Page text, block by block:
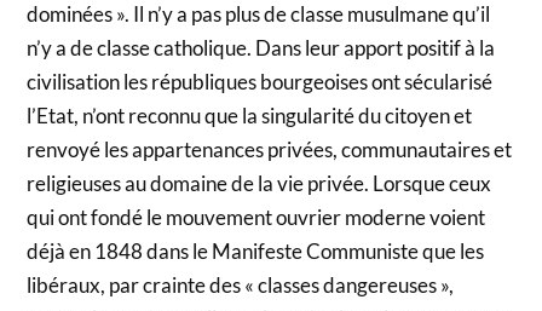
dominées ». Il n’y a pas plus de classe musulmane qu’il
n’y a de classe catholique. Dans leur apport positif à la
civilisation les républiques bourgeoises ont sécularisé
l’Etat, n’ont reconnu que la singularité du citoyen et
renvoyé les appartenances privées, communautaires et
religieuses au domaine de la vie privée. Lorsque ceux
qui ont fondé le mouvement ouvrier moderne voient
déjà en 1848 dans le Manifeste Communiste que les
libéraux, par crainte des « classes dangereuses »,